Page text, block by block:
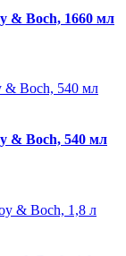
& Boch, 1660 мл
& Boch, 540 мл